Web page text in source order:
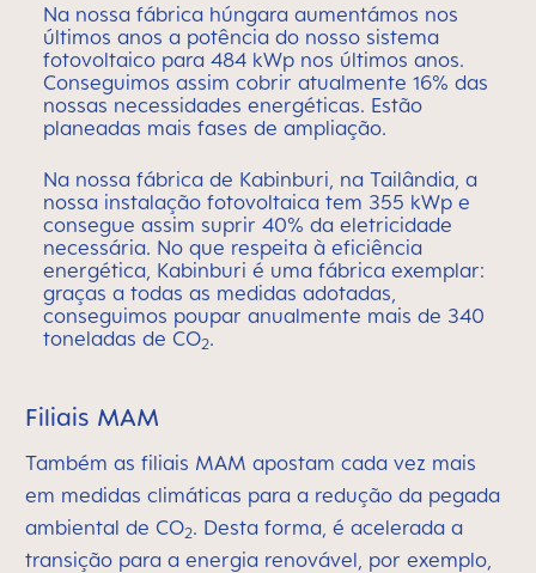
Na nossa fábrica húngara aumentámos nos
últimos anos a potência do nosso sistema
fotovoltaico para 484 kWp nos últimos anos.
Conseguimos assim cobrir atualmente 16% das
nossas necessidades energéticas. Estão
planeadas mais fases de ampliação.
Na nossa fábrica de Kabinburi, na Tailândia, a
nossa instalação fotovoltaica tem 355 kWp e
consegue assim suprir 40% da eletricidade
necessária. No que respeita à eficiência
energética, Kabinburi é uma fábrica exemplar:
graças a todas as medidas adotadas,
conseguimos poupar anualmente mais de 340
toneladas de CO2.
Filiais MAM
Também as filiais MAM apostam cada vez mais
em medidas climáticas para a redução da pegada
ambiental de CO2. Desta forma, é acelerada a
transição para a energia renovável, por exemplo,